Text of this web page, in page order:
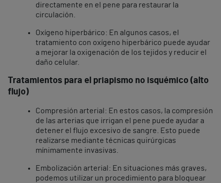
directamente en el pene para restaurar la
circulación.
Oxígeno hiperbárico: En algunos casos, el
tratamiento con oxígeno hiperbárico puede ayudar
a mejorar la oxigenación de los tejidos y reducir el
daño celular.
Tratamientos para el priapismo no isquémico (alto
flujo)
Compresión arterial: En estos casos, la compresión
de las arterias que irrigan el pene puede ayudar a
detener el flujo excesivo de sangre. Esto puede
realizarse mediante técnicas quirúrgicas
mínimamente invasivas.
Embolización arterial: En situaciones más graves,
podemos utilizar un procedimiento para bloquear